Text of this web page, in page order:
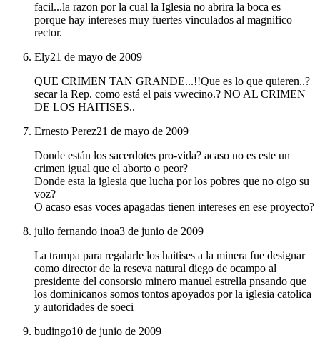
facil...la razon por la cual la Iglesia no abrira la boca es
porque hay intereses muy fuertes vinculados al magnifico
rector.
Ely21 de mayo de 2009
QUE CRIMEN TAN GRANDE...!!Que es lo que quieren..?
secar la Rep. como está el pais vwecino.? NO AL CRIMEN
DE LOS HAITISES..
Ernesto Perez21 de mayo de 2009
Donde están los sacerdotes pro-vida? acaso no es este un
crimen igual que el aborto o peor?
Donde esta la iglesia que lucha por los pobres que no oigo su
voz?
O acaso esas voces apagadas tienen intereses en ese proyecto?
julio fernando inoa3 de junio de 2009
La trampa para regalarle los haitises a la minera fue designar
como director de la reseva natural diego de ocampo al
presidente del consorsio minero manuel estrella pnsando que
los dominicanos somos tontos apoyados por la iglesia catolica
y autoridades de soeci
budingo10 de junio de 2009